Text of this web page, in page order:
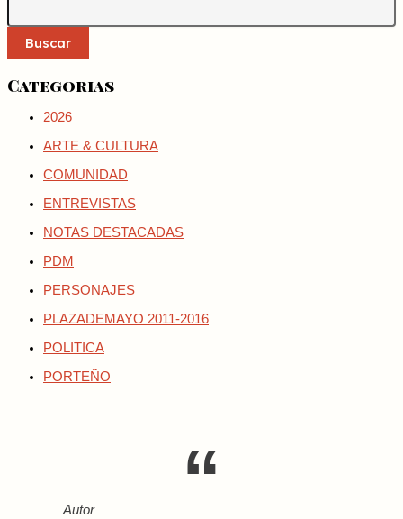
Buscar
Categorias
2026
ARTE & CULTURA
COMUNIDAD
ENTREVISTAS
NOTAS DESTACADAS
PDM
PERSONAJES
PLAZADEMAYO 2011-2016
POLITICA
PORTEÑO
Autor